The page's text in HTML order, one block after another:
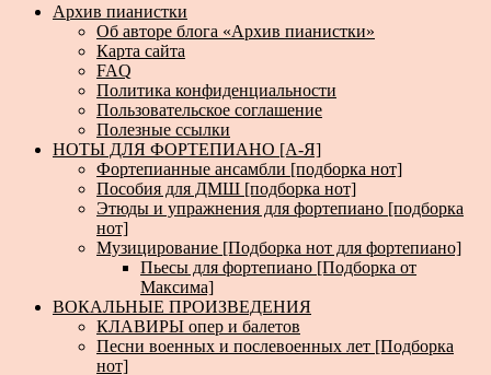
Архив пианистки
Об авторе блога «Архив пианистки»
Карта сайта
FAQ
Политика конфиденциальности
Пользовательское соглашение
Полезные ссылки
НОТЫ ДЛЯ ФОРТЕПИАНО [А-Я]
Фортепианные ансамбли [подборка нот]
Пособия для ДМШ [подборка нот]
Этюды и упражнения для фортепиано [подборка
нот]
Музицирование [Подборка нот для фортепиано]
Пьесы для фортепиано [Подборка от
Максима]
ВОКАЛЬНЫЕ ПРОИЗВЕДЕНИЯ
КЛАВИРЫ опер и балетов
Песни военных и послевоенных лет [Подборка
нот]